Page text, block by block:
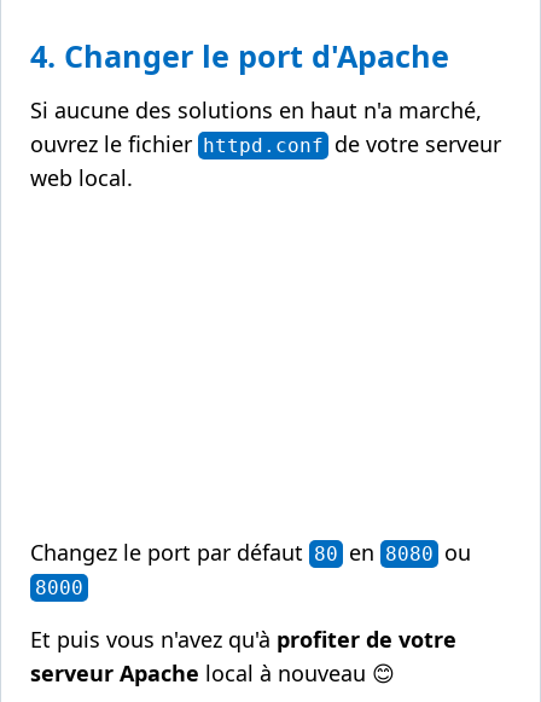
4. Changer le port d'Apache
Si aucune des solutions en haut n'a marché,
ouvrez le fichier httpd.conf de votre serveur
web local.
Changez le port par défaut 80 en 8080 ou
8000
Et puis vous n'avez qu'à profiter de votre
serveur Apache local à nouveau 😊